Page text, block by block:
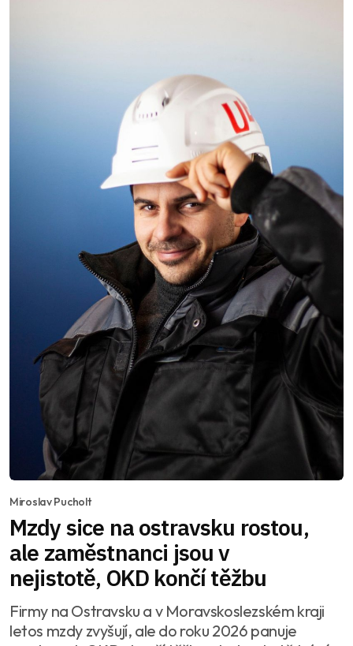
Miroslav Pucholt
Mzdy sice na ostravsku rostou,
ale zaměstnanci jsou v
nejistotě, OKD končí těžbu
Firmy na Ostravsku a v Moravskoslezském kraji
letos mzdy zvyšují, ale do roku 2026 panuje